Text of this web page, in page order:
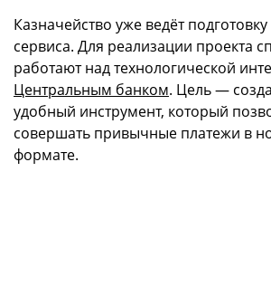
Казначейство уже ведёт подготовку
сервиса. Для реализации проекта
работают над технологической
Центральным банком. Цель —
удобный инструмент, который
совершать привычные платежи в
формате.